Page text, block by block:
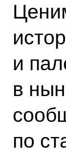
и
в
по